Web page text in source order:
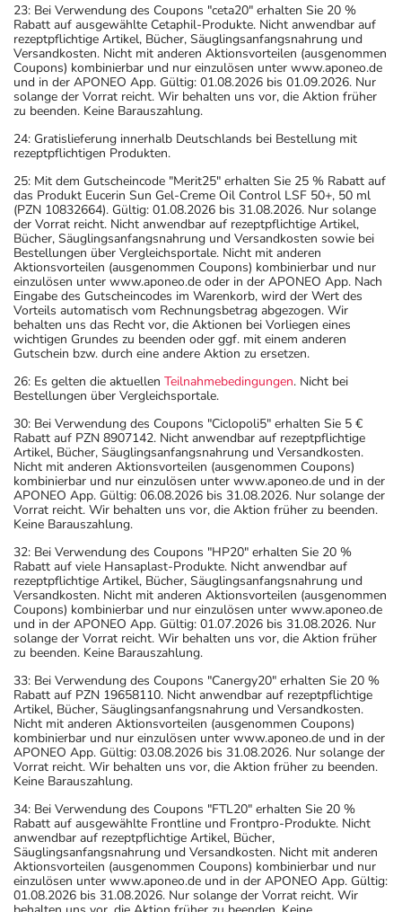
23: Bei Verwendung des Coupons "ceta20" erhalten Sie 20 %
Rabatt auf ausgewählte Cetaphil-Produkte. Nicht anwendbar auf
rezeptpflichtige Artikel, Bücher, Säuglingsanfangsnahrung und
Versandkosten. Nicht mit anderen Aktionsvorteilen (ausgenommen
Coupons) kombinierbar und nur einzulösen unter www.aponeo.de
und in der APONEO App. Gültig: 01.08.2026 bis 01.09.2026. Nur
solange der Vorrat reicht. Wir behalten uns vor, die Aktion früher
zu beenden. Keine Barauszahlung.
24: Gratislieferung innerhalb Deutschlands bei Bestellung mit
rezeptpflichtigen Produkten.
25: Mit dem Gutscheincode "Merit25" erhalten Sie 25 % Rabatt auf
das Produkt Eucerin Sun Gel-Creme Oil Control LSF 50+, 50 ml
(PZN 10832664). Gültig: 01.08.2026 bis 31.08.2026. Nur solange
der Vorrat reicht. Nicht anwendbar auf rezeptpflichtige Artikel,
Bücher, Säuglingsanfangsnahrung und Versandkosten sowie bei
Bestellungen über Vergleichsportale. Nicht mit anderen
Aktionsvorteilen (ausgenommen Coupons) kombinierbar und nur
einzulösen unter www.aponeo.de oder in der APONEO App. Nach
Eingabe des Gutscheincodes im Warenkorb, wird der Wert des
Vorteils automatisch vom Rechnungsbetrag abgezogen. Wir
behalten uns das Recht vor, die Aktionen bei Vorliegen eines
wichtigen Grundes zu beenden oder ggf. mit einem anderen
Gutschein bzw. durch eine andere Aktion zu ersetzen.
26: Es gelten die aktuellen Teilnahmebedingungen. Nicht bei
Bestellungen über Vergleichsportale.
30: Bei Verwendung des Coupons "Ciclopoli5" erhalten Sie 5 €
Rabatt auf PZN 8907142. Nicht anwendbar auf rezeptpflichtige
Artikel, Bücher, Säuglingsanfangsnahrung und Versandkosten.
Nicht mit anderen Aktionsvorteilen (ausgenommen Coupons)
kombinierbar und nur einzulösen unter www.aponeo.de und in der
APONEO App. Gültig: 06.08.2026 bis 31.08.2026. Nur solange der
Vorrat reicht. Wir behalten uns vor, die Aktion früher zu beenden.
Keine Barauszahlung.
32: Bei Verwendung des Coupons "HP20" erhalten Sie 20 %
Rabatt auf viele Hansaplast-Produkte. Nicht anwendbar auf
rezeptpflichtige Artikel, Bücher, Säuglingsanfangsnahrung und
Versandkosten. Nicht mit anderen Aktionsvorteilen (ausgenommen
Coupons) kombinierbar und nur einzulösen unter www.aponeo.de
und in der APONEO App. Gültig: 01.07.2026 bis 31.08.2026. Nur
solange der Vorrat reicht. Wir behalten uns vor, die Aktion früher
zu beenden. Keine Barauszahlung.
33: Bei Verwendung des Coupons "Canergy20" erhalten Sie 20 %
Rabatt auf PZN 19658110. Nicht anwendbar auf rezeptpflichtige
Artikel, Bücher, Säuglingsanfangsnahrung und Versandkosten.
Nicht mit anderen Aktionsvorteilen (ausgenommen Coupons)
kombinierbar und nur einzulösen unter www.aponeo.de und in der
APONEO App. Gültig: 03.08.2026 bis 31.08.2026. Nur solange der
Vorrat reicht. Wir behalten uns vor, die Aktion früher zu beenden.
Keine Barauszahlung.
34: Bei Verwendung des Coupons "FTL20" erhalten Sie 20 %
Rabatt auf ausgewählte Frontline und Frontpro-Produkte. Nicht
anwendbar auf rezeptpflichtige Artikel, Bücher,
Säuglingsanfangsnahrung und Versandkosten. Nicht mit anderen
Aktionsvorteilen (ausgenommen Coupons) kombinierbar und nur
einzulösen unter www.aponeo.de und in der APONEO App. Gültig:
01.08.2026 bis 31.08.2026. Nur solange der Vorrat reicht. Wir